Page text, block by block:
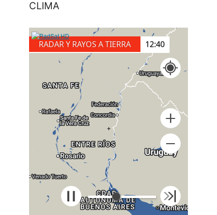
CLIMA
RADAR Y RAYOS A TIERRA 12:50
+